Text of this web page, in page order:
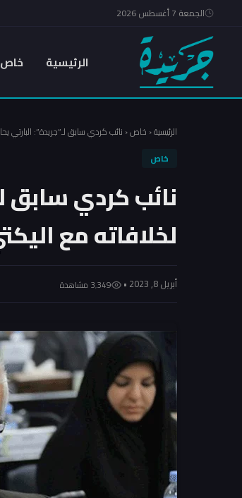
الجمعة 7 أغسطس 2026
الرئيسية خاص
الرئيسية‹ خاص‹ نائب كردي سابق لـ”جريدة”: البارتي
خاص
نائب كردي سابق
لخلافاته مع
أبريل 8, 2023 • 3٬349 مشاهدة